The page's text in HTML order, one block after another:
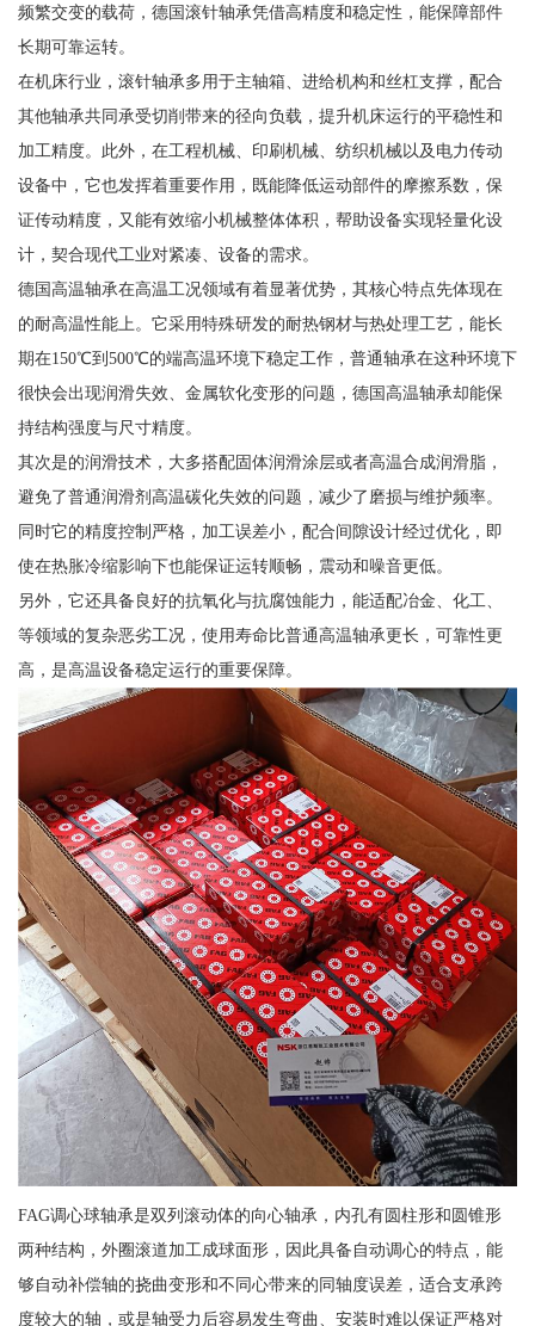
频繁交变的载荷，德国滚针轴承凭借高精度和稳定性，能保障部件
长期可靠运转。
在机床行业，滚针轴承多用于主轴箱、进给机构和丝杠支撑，配合
其他轴承共同承受切削带来的径向负载，提升机床运行的平稳性和
加工精度。此外，在工程机械、印刷机械、纺织机械以及电力传动
设备中，它也发挥着重要作用，既能降低运动部件的摩擦系数，保
证传动精度，又能有效缩小机械整体体积，帮助设备实现轻量化设
计，契合现代工业对紧凑、设备的需求。
德国高温轴承在高温工况领域有着显著优势，其核心特点先体现在
的耐高温性能上。它采用特殊研发的耐热钢材与热处理工艺，能长
期在150℃到500℃的端高温环境下稳定工作，普通轴承在这种环境下
很快会出现润滑失效、金属软化变形的问题，德国高温轴承却能保
持结构强度与尺寸精度。
其次是的润滑技术，大多搭配固体润滑涂层或者高温合成润滑脂，
避免了普通润滑剂高温碳化失效的问题，减少了磨损与维护频率。
同时它的精度控制严格，加工误差小，配合间隙设计经过优化，即
使在热胀冷缩影响下也能保证运转顺畅，震动和噪音更低。
另外，它还具备良好的抗氧化与抗腐蚀能力，能适配冶金、化工、
等领域的复杂恶劣工况，使用寿命比普通高温轴承更长，可靠性更
高，是高温设备稳定运行的重要保障。
FAG调心球轴承是双列滚动体的向心轴承，内孔有圆柱形和圆锥形
两种结构，外圈滚道加工成球面形，因此具备自动调心的特点，能
够自动补偿轴的挠曲变形和不同心带来的同轴度误差，适合支承跨
度较大的轴，或是轴受力后容易发生弯曲、安装时难以保证严格对